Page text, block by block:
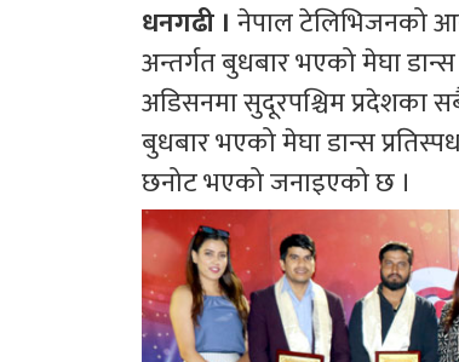
धनगढी । नेपाल टेलिभिजनको
अन्तर्गत बुधबार भएको मेघा
अडिसनमा सुदूरपश्चिम प्रदेशका
बुधबार भएको मेघा डान्स
छनोट भएको जनाइएको छ ।